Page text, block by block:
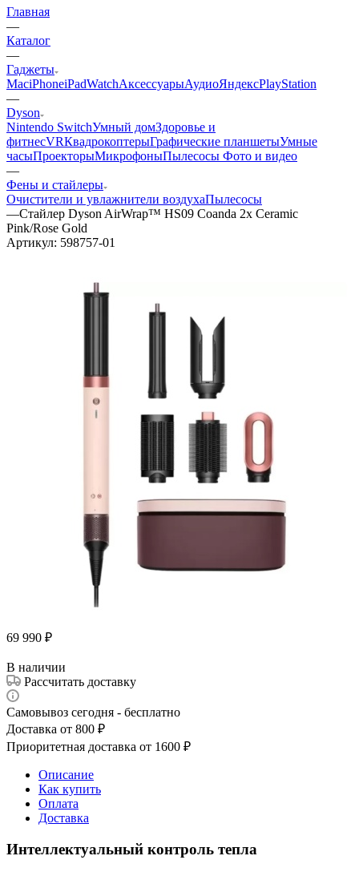
Главная
—
Каталог
—
Гаджеты
MaciPhoneiPadWatchАксессуарыАудиоЯндексPlayStation
—
Dyson
Nintendo SwitchУмный домЗдоровье и
фитнесVRКвадрокоптерыГрафические планшетыУмные
часыПроекторыМикрофоныПылесосы Фото и видео
—
Фены и стайлеры
Очистители и увлажнители воздухаПылесосы
—Стайлер Dyson AirWrap™ HS09 Coanda 2x Ceramic
Pink/Rose Gold
Артикул: 598757-01
69 990 ₽
В наличии
Рассчитать доставку
Самовывоз сегодня - бесплатно
Доставка от 800 ₽
Приоритетная доставка от 1600 ₽
Описание
Как купить
Оплата
Доставка
Интеллектуальный контроль тепла